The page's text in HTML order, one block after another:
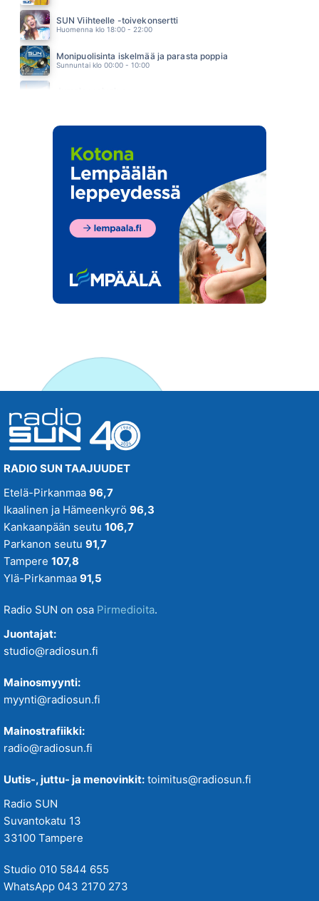
SUN Viihteelle -toivekonsertti
Huomenna klo 18:00 - 22:00
Monipuolisinta iskelmää ja parasta poppia
Sunnuntai klo 00:00 - 10:00
RADIO SUN TAAJUUDET
Etelä-Pirkanmaa 96,7
Ikaalinen ja Hämeenkyrö 96,3
Kankaanpään seutu 106,7
Parkanon seutu 91,7
Tampere 107,8
Ylä-Pirkanmaa 91,5
Radio SUN on osa Pirmedioita.
Juontajat:
studio@radiosun.fi
Mainosmyynti:
myynti@radiosun.fi
Mainostrafiikki:
radio@radiosun.fi
Uutis-, juttu- ja menovinkit: toimitus@radiosun.fi
Radio SUN
Suvantokatu 13
33100 Tampere
Studio 010 5844 655
WhatsApp 043 2170 273